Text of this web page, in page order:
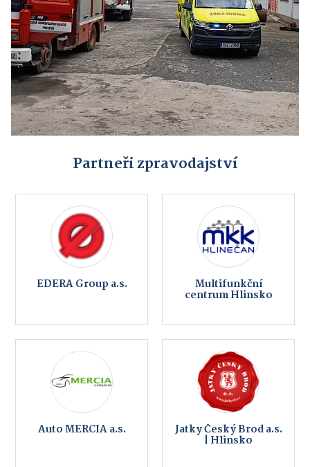
Partneři zpravodajství
EDERA Group a.s. Multifunkční
centrum Hlinsko
Auto MERCIA a.s. Jatky Český Brod a.s.
| Hlinsko